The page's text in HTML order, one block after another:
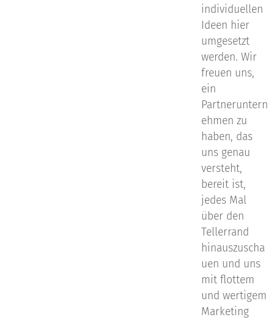
individuellen
Ideen hier
umgesetzt
werden. Wir
freuen uns,
ein
Partneruntern
ehmen zu
haben, das
uns genau
versteht,
bereit ist,
jedes Mal
über den
Tellerrand
hinauszuscha
uen und uns
mit flottem
und wertigem
Marketing